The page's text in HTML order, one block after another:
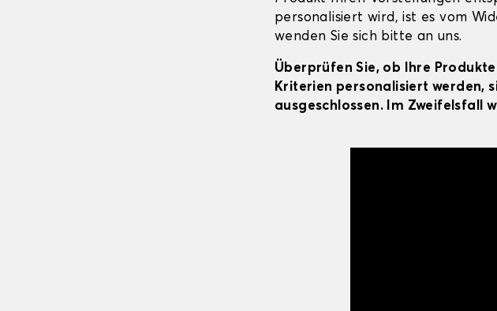
personalisiert wird, ist es vom
wenden Sie sich bitte an uns.
Überprüfen Sie, ob Ihre
Kriterien personalisiert werden,
ausgeschlossen. Im Zweifelsfall